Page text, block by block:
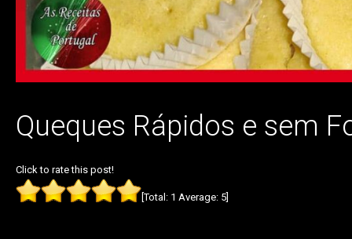
Queques Rápidos e sem
Click to rate this post!
[Total: 1 Average: 5